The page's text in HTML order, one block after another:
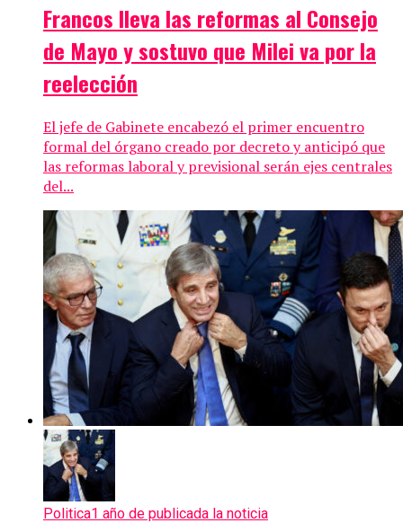
Francos lleva las reformas al Consejo
de Mayo y sostuvo que Milei va por la
reelección
El jefe de Gabinete encabezó el primer encuentro
formal del órgano creado por decreto y anticipó que
las reformas laboral y previsional serán ejes centrales
del...
Politica1 año de publicada la noticia